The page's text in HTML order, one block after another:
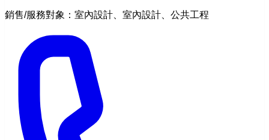
銷售/服務對象：室內設計、室內設計、公共工程